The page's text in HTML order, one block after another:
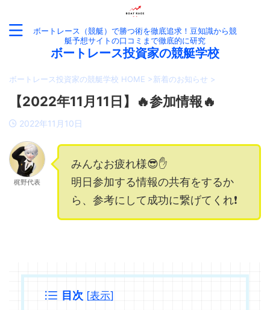
ボートレース（競艇）で勝つ術を徹底追求！豆知識から競
艇予想サイトの口コミまで徹底的に研究
ボートレース投資家の競艇学校
ボートレース投資家の競艇学校 HOME >新着のお知らせ >
【2022年11月11日】🔥参加情報🔥
2022年11月10日
梶野代表
みんなお疲れ様😎✋
明日参加する情報の共有をするか
ら、参考にして成功に繋げてくれ❗️
目次 [表示]